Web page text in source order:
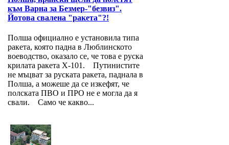
към Варна за Безмер-"безвиз".
Йотова свалена "ракета"?!
Полша официално е установила типа
ракета, която падна в Люблинското
воеводство, оказало се, че това е руска
крилата ракета Х-101. Путинистите
не мъцват за руската ракета, паднала в
Полша, а можеше да се изкефят, че
полската ПВО и ПРО не е могла да я
свали. Само че какво...